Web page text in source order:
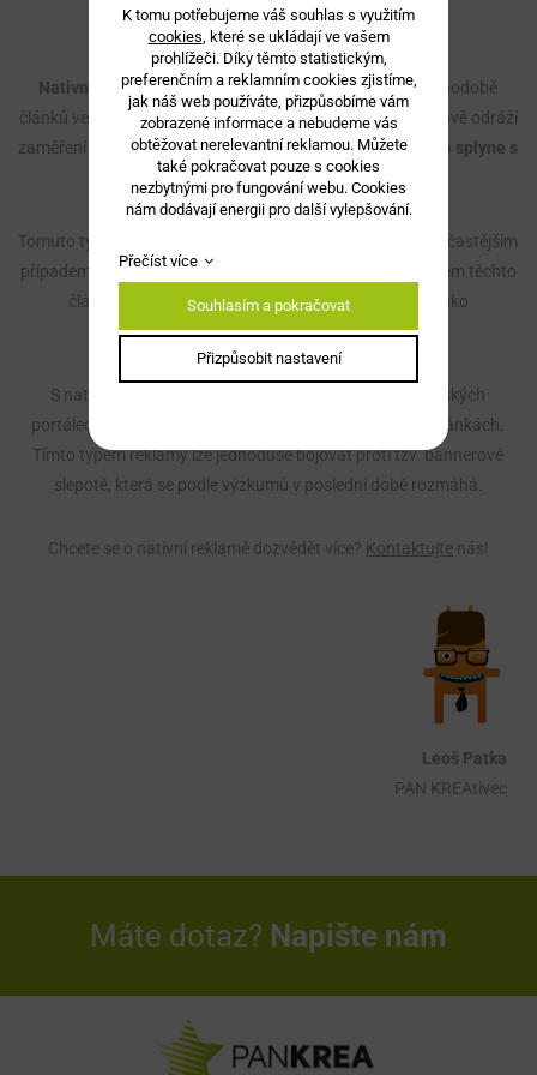
Nativní reklamase objevuje na webových stránkách v podobě
článků ve stejném formátu a designu, jako je obsah a celkově odráží
zaměření serveru -svým vzhledem a zaměřením dokonale splyne s
okolím.
Tomuto typu odpovídá například
, který bývá nejčastějším
případem nativní reklamy v českých online médiích. Autorem těchto
článků je zadávající firma a text musí být označen jako
sponzorovaný.
S nativní reklamou se můžete setkat jak na zpravodajských
portálech, tak sociálních sítí či úzce specializovaných stránkách.
Tímto typem reklamy lze jednoduše bojovat proti tzv. bannerové
slepotě, která se podle výzkumů v poslední době rozmáhá.
Chcete se o nativní reklamě dozvědět více? Kontaktujtenás!
Leoš Patka
PAN KREAtivec
Máte dotaz? Napište nám
K tomu potřebujeme váš souhlas s využitím
cookies, které se ukládají ve vašem
prohlížeči. Díky těmto statistickým,
preferenčním a reklamním cookies zjistíme,
jak náš web používáte, přizpůsobíme vám
zobrazené informace a nebudeme vás
obtěžovat nerelevantní reklamou. Můžete
také pokračovat pouze s cookies
nezbytnými pro fungování webu. Cookies
nám dodávají energii pro další vylepšování.
Přečíst více
Souhlasím a pokračovat
Přizpůsobit nastavení